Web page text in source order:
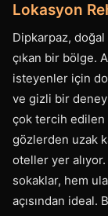
Lokasyon
Dipkarpaz,
çıkan bir bölge.
isteyenler için
ve gizli bir
çok tercih edilen
gözlerden uzak
oteller yer
sokaklar, hem
açısından